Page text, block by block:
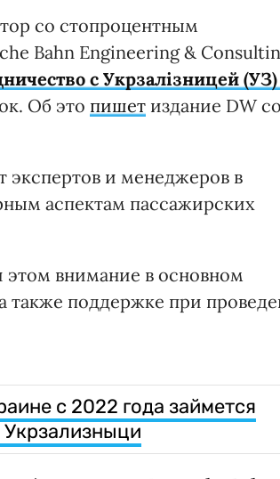
со стопроцентным
Bahn Engineering &
с Укрзалізницей (УЗ)
Об это пишет издание DW со
экспертов и менеджеров в
аспектам пассажирских
этом внимание в основном
также поддержке при
с 2022 года займется